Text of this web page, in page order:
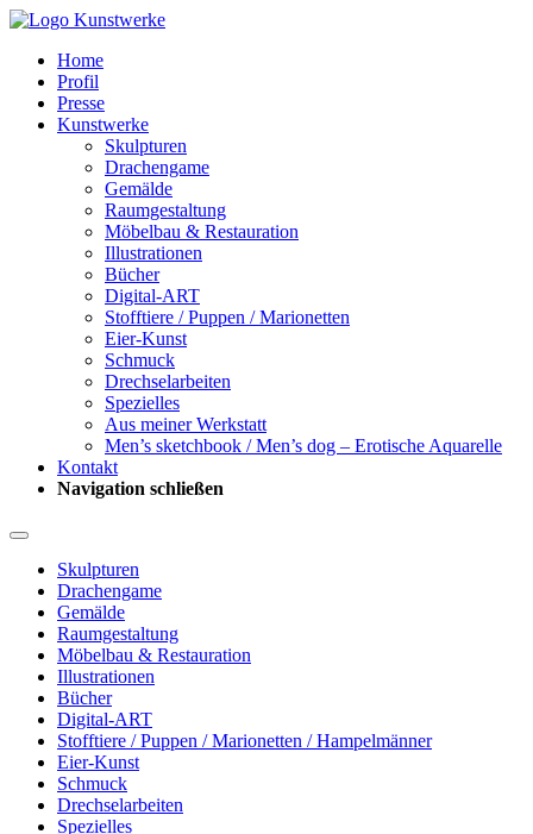
Home
Profil
Presse
Kunstwerke
Skulpturen
Drachengame
Gemälde
Raumgestaltung
Möbelbau & Restauration
Illustrationen
Bücher
Digital-ART
Stofftiere / Puppen / Marionetten
Eier-Kunst
Schmuck
Drechselarbeiten
Spezielles
Aus meiner Werkstatt
Men’s sketchbook / Men’s dog – Erotische Aquarelle
Kontakt
Navigation schließen
Skulpturen
Drachengame
Gemälde
Raumgestaltung
Möbelbau & Restauration
Illustrationen
Bücher
Digital-ART
Stofftiere / Puppen / Marionetten / Hampelmänner
Eier-Kunst
Schmuck
Drechselarbeiten
Spezielles